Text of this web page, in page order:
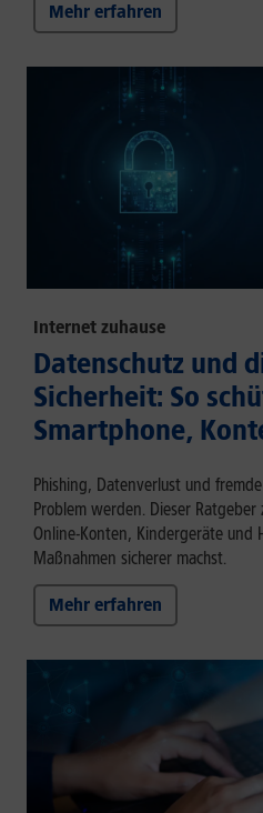
Mehr erfahren
Internet zuhause
Datenschutz und
Sicherheit: So
Smartphone,
Phishing, Datenverlust und
Problem werden. Dieser
Online-Konten, Kindergeräte und
Maßnahmen sicherer machst.
Mehr erfahren